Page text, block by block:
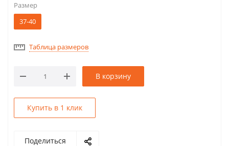
Размер
37-40
Таблица размеров
В корзину
Купить в 1 клик
Поделиться